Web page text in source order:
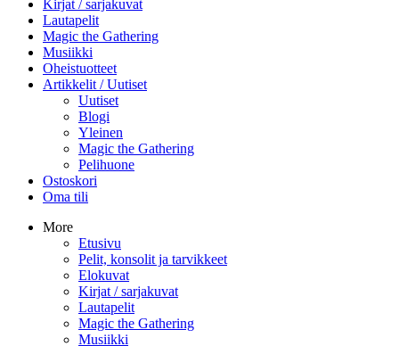
Kirjat / sarjakuvat
Lautapelit
Magic the Gathering
Musiikki
Oheistuotteet
Artikkelit / Uutiset
Uutiset
Blogi
Yleinen
Magic the Gathering
Pelihuone
Ostoskori
Oma tili
More
Etusivu
Pelit, konsolit ja tarvikkeet
Elokuvat
Kirjat / sarjakuvat
Lautapelit
Magic the Gathering
Musiikki